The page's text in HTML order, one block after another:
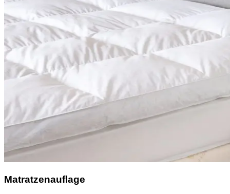
Matratzenauflage